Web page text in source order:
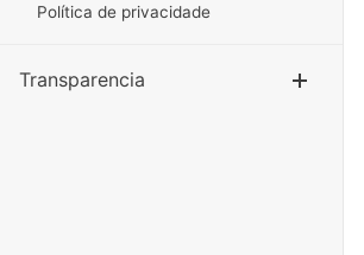
Política de privacidade
Transparencia